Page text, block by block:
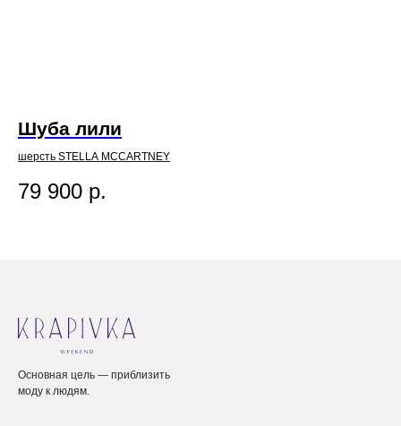
Шуба лили
шерсть STELLA MCCARTNEY
79 900 р.
Основная цель — приблизить
моду к людям.